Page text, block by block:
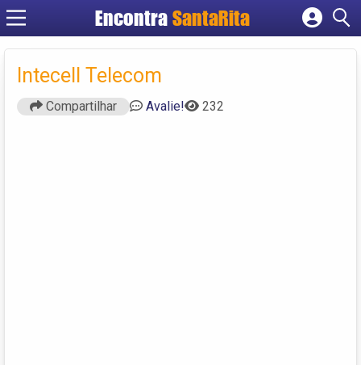
EncontraSantaRita
Cadastrar empresa
Intecell Telecom
Compartilhar Avalie! 232